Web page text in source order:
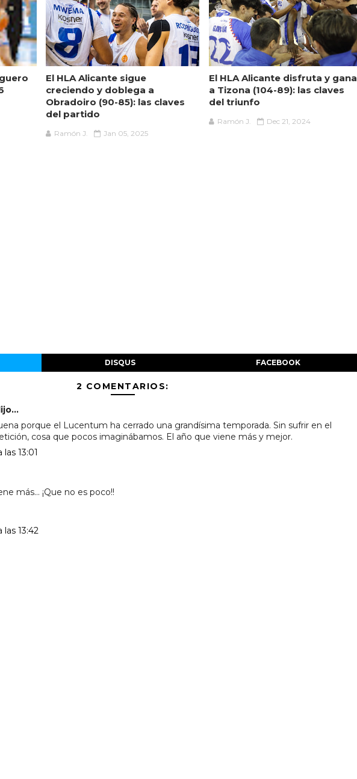
El HLA Alicante sigue
creciendo y doblega a
Obradoiro (90-85): las claves
del partido
Ramón J. Jan 05, 2025
El HLA Alicante disfruta y gana
a Tizona (104-89): las claves
del triunfo
Ramón J. Dec 21, 2024
DISQUS FACEBOOK
2 COMENTARIOS:
porque el Lucentum ha cerrado una grandísima temporada. Sin sufrir en el
cosa que pocos imaginábamos. El año que viene más y mejor.
13:01
más... ¡Que no es poco!!
13:42